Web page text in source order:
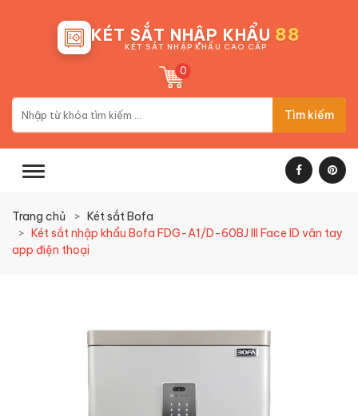
KÉT SẮT NHẬP KHẨU 88
KÉT SẮT NHẬP KHẨU CAO CẤP
0
Tìm kiếm
Trang chủ
Két sắt Bofa
Két sắt nhập khẩu Bofa FDG-A1/D-60BJ III Face ID vân tay
app điện thoại